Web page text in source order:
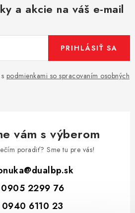
a akcie na váš e-mail
podmienkami so spracovaním osobných
PRIHLÁSIŤ SA
vám s výberom
poradiť? Sme tu pre vás!
@dualbp.sk
0905 2299 76
0940 6110 23